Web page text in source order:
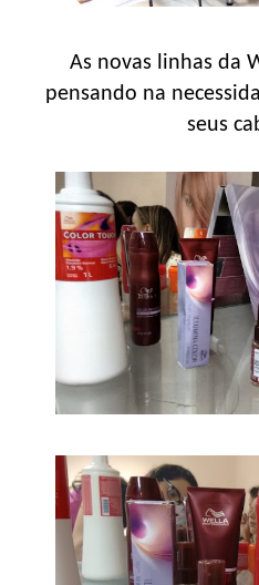
As novas linhas da
pensando na
seus